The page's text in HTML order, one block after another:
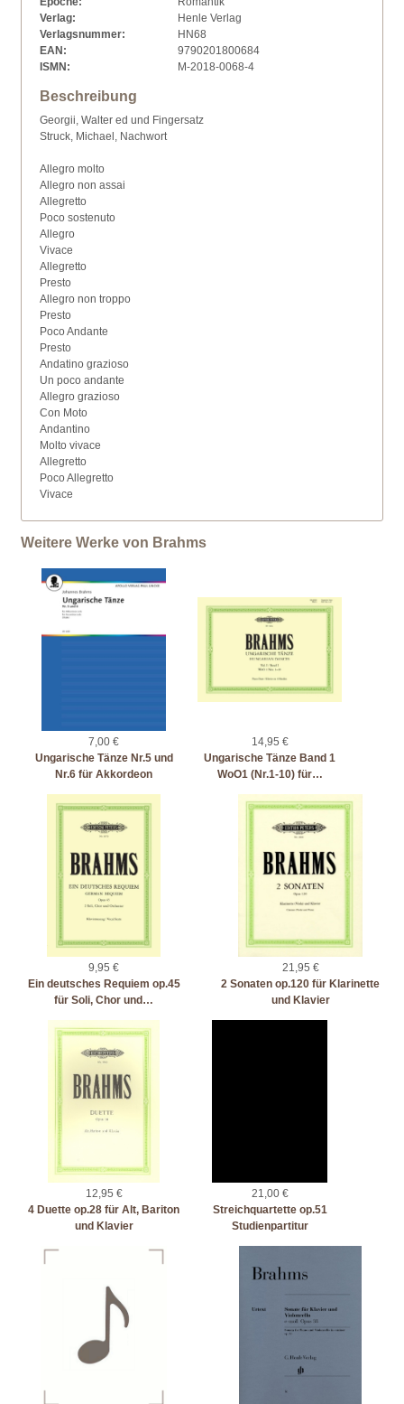
Verlag:
Henle Verlag
Verlagsnummer:
HN68
EAN:
9790201800684
ISMN:
M-2018-0068-4
Beschreibung
Georgii, Walter ed und Fingersatz
Struck, Michael, Nachwort
Allegro molto
Allegro non assai
Allegretto
Poco sostenuto
Allegro
Vivace
Allegretto
Presto
Allegro non troppo
Presto
Poco Andante
Presto
Andatino grazioso
Un poco andante
Allegro grazioso
Con Moto
Andantino
Molto vivace
Allegretto
Poco Allegretto
Vivace
Weitere Werke von Brahms
7,00 €
Ungarische Tänze Nr.5 und
Nr.6 für Akkordeon
14,95 €
Ungarische Tänze Band 1
WoO1 (Nr.1-10) für…
9,95 €
Ein deutsches Requiem op.45
für Soli, Chor und…
21,95 €
2 Sonaten op.120 für Klarinette
und Klavier
12,95 €
4 Duette op.28 für Alt, Bariton
und Klavier
21,00 €
Streichquartette op.51
Studienpartitur